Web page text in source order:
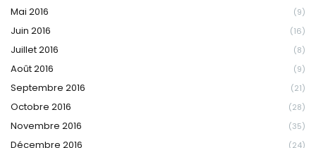
Mai 2016 (9)
Juin 2016 (16)
Juillet 2016 (8)
Août 2016 (9)
Septembre 2016 (21)
Octobre 2016 (28)
Novembre 2016 (35)
Décembre 2016 (24)